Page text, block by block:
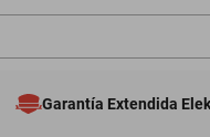
Garantía Extendida